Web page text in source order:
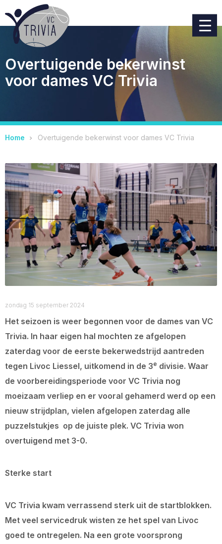
Overtuigende bekerwinst
voor dames VC Trivia
Home Overtuigende bekerwinst voor dames VC Trivia
zondag 15 september 2024
Het seizoen is weer begonnen voor de dames van VC
Trivia. In haar eigen hal mochten ze afgelopen
zaterdag voor de eerste bekerwedstrijd aantreden
tegen Livoc Liessel, uitkomend in de 3e divisie. Waar
de voorbereidingsperiode voor VC Trivia nog
moeizaam verliep en er vooral gehamerd werd op een
nieuw strijdplan, vielen afgelopen zaterdag alle
puzzelstukjes op de juiste plek. VC Trivia won
overtuigend met 3-0.
Sterke start
VC Trivia kwam verrassend sterk uit de startblokken.
Met veel servicedruk wisten ze het spel van Livoc
goed te ontregelen. Na een grote voorsprong